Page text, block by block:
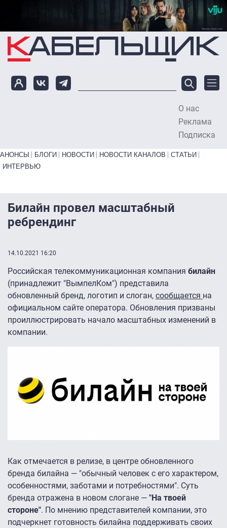
Перейти к основному содержанию
О нас
Реклама
Подписка
Primary links bottom
АНОНСЫ БЛОГИ НОВОСТИ НОВОСТИ КАНАЛОВ
СТАТЬИ
ИНТЕРВЬЮ
Билайн провел масштабный
ребрендинг
14.10.2021 16:20
Российская телекоммуникационная компания билайн
(принадлежит "ВымпелКом") представила
обновленный бренд, логотип и слоган, сообщается на
официальном сайте оператора. Обновления призваны
проиллюстрировать начало масштабных изменений в
компании.
Как отмечается в релизе, в центре обновленного
бренда билайна — "обычный человек с его характером,
особенностями, заботами и потребностями". Суть
бренда отражена в новом слогане — "На твоей
стороне". По мнению представителей компании, это
подчеркнет готовность билайна поддерживать своих